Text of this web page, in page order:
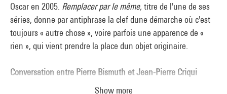
Oscar en 2005. Remplacer par le même,titre de l'une de ses
séries, donne par antiphrase la clef dune démarche où c'est
toujours « autre chose », voire parfois une apparence de «
rien », qui vient prendre la place dun objet originaire.
Conversation entre Pierre Bismuth et Jean-Pierre Criqui
Show more